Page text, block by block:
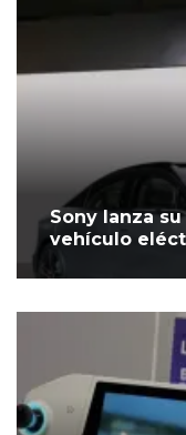
Sony lanza
vehículo